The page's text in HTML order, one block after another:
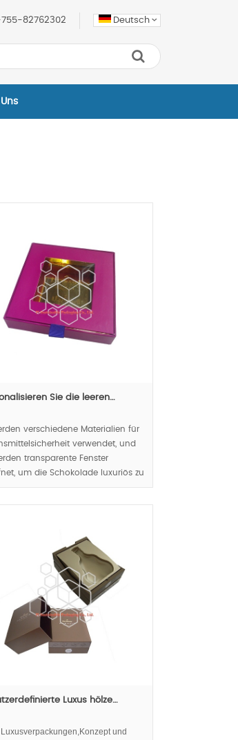
Deutsch
82762302
Sie die leeren…
verschiedene Materialien für
verwendet, und
transparente Fenster
um die Schokolade luxuriös zu
Luxus hölze…
und